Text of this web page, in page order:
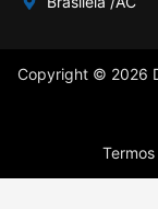
Copyright © 2026
Termos